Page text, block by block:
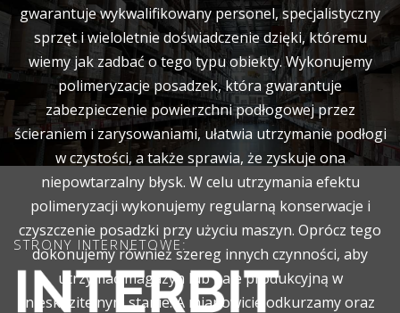
gwarantuje wykwalifikowany personel, specjalistyczny
sprzęt i wieloletnie doświadczenie dzięki, któremu
wiemy jak zadbać o tego typu obiekty. Wykonujemy
polimeryzacje posadzek, która gwarantuje
zabezpieczenie powierzchni podłogowej przez
ścieraniem i zarysowaniami, ułatwia utrzymanie podłogi
w czystości, a także sprawia, że zyskuje ona
niepowtarzalny błysk. W celu utrzymania efektu
polimeryzacji wykonujemy regularną konserwacje i
czyszczenie posadzki przy użyciu maszyn. Oprócz tego
dokonujemy również szereg innych czynności, aby
utrzymać magazyn lub hale produkcyjną w
nieskazitelnym stanie. A mianowicie odkurzamy oraz
STRONY INTERNETOWE: